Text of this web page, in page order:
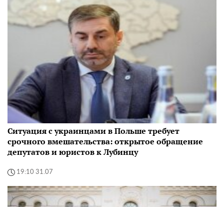
Ситуация с украинцами в Польше требует
срочного вмешательства: открытое обращение
депутатов и юристов к Лубинцу
19:10 31.07